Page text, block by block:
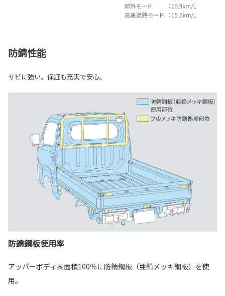
防錆性能
サビに強い。保証も充実で安心。
防錆鋼板使用率
アッパーボディ表面積100％に防錆鋼板（亜鉛メッキ鋼板）を使
用。